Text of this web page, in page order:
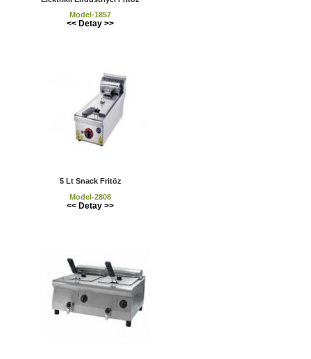
Model-1857
<< Detay >>
5 Lt Snack Fritöz
Model-2808
<< Detay >>